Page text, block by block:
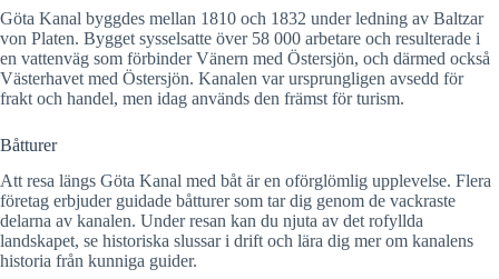
Göta Kanal byggdes mellan 1810 och 1832 under ledning av Baltzar
von Platen. Bygget sysselsatte över 58 000 arbetare och resulterade i
en vattenväg som förbinder Vänern med Östersjön, och därmed också
Västerhavet med Östersjön. Kanalen var ursprungligen avsedd för
frakt och handel, men idag används den främst för turism.
Båtturer
Att resa längs Göta Kanal med båt är en oförglömlig upplevelse. Flera
företag erbjuder guidade båtturer som tar dig genom de vackraste
delarna av kanalen. Under resan kan du njuta av det rofyllda
landskapet, se historiska slussar i drift och lära dig mer om kanalens
historia från kunniga guider.